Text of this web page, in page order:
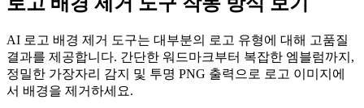
AI 로고 배경 제거 도구는 대부분의 로고 유형에 대해 고품질
결과를 제공합니다. 간단한 워드마크부터 복잡한 엠블럼까지,
정밀한 가장자리 감지 및 투명 PNG 출력으로 로고 이미지에
서 배경을 제거하세요.